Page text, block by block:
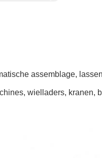
assemblage,
wielladers,